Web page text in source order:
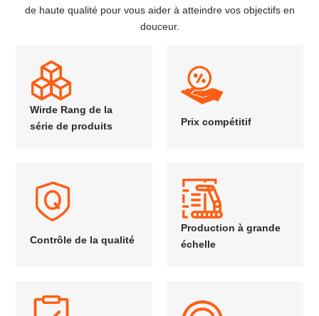
de haute qualité pour vous aider à atteindre vos objectifs en
douceur.
Wirde Rang de la
série de produits
Prix compétitif
Contrôle de la qualité
Production à grande
échelle